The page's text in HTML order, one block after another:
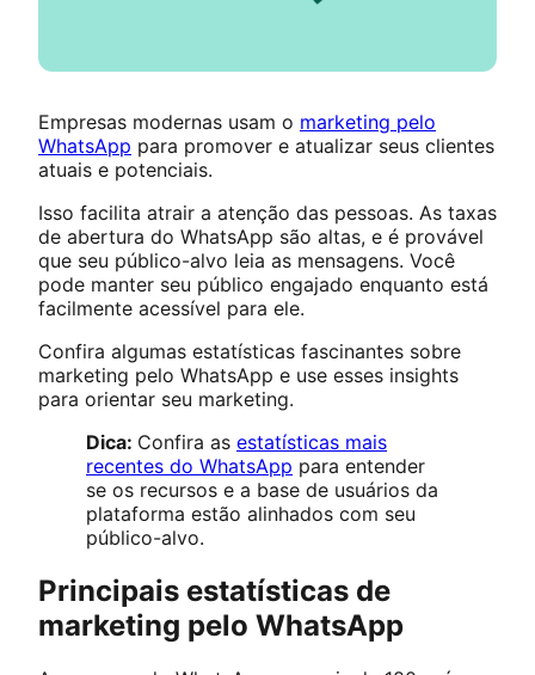
Empresas modernas usam o marketing pelo
WhatsApp para promover e atualizar seus clientes
atuais e potenciais.
Isso facilita atrair a atenção das pessoas. As taxas
de abertura do WhatsApp são altas, e é provável
que seu público-alvo leia as mensagens. Você
pode manter seu público engajado enquanto está
facilmente acessível para ele.
Confira algumas estatísticas fascinantes sobre
marketing pelo WhatsApp e use esses insights
para orientar seu marketing.
Dica: Confira as estatísticas mais
recentes do WhatsApp para entender
se os recursos e a base de usuários da
plataforma estão alinhados com seu
público-alvo.
Principais estatísticas de
marketing pelo WhatsApp